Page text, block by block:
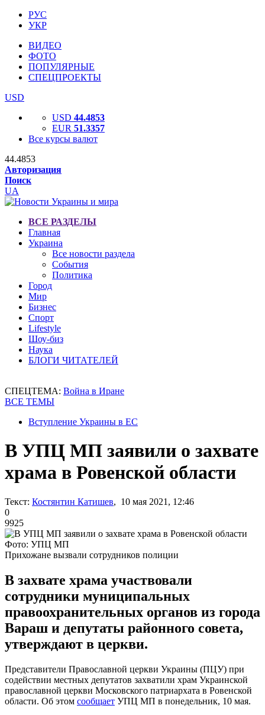
РУС
УКР
ВИДЕО
ФОТО
ПОПУЛЯРНЫЕ
СПЕЦПРОЕКТЫ
USD
USD 44.4853
EUR 51.3357
Все курсы валют
44.4853
Авторизация
Поиск
UA
ВСЕ РАЗДЕЛЫ
Главная
Украина
Все новости раздела
События
Политика
Город
Мир
Бизнес
Спорт
Lifestyle
Шоу-биз
Наука
БЛОГИ ЧИТАТЕЛЕЙ
СПЕЦТЕМА: Война в Иране
ВСЕ ТЕМЫ
Вступление Украины в ЕС
В УПЦ МП заявили о захвате
храма в Ровенской области
Текст: Костянтин Катишев, 10 мая 2021, 12:46
0
9925
Фото: УПЦ МП
Прихожане вызвали сотрудников полиции
В захвате храма участвовали
сотрудники муниципальных
правоохранительных органов из города
Вараш и депутаты районного совета,
утверждают в церкви.
Представители Православной церкви Украины (ПЦУ) при
содействии местных депутатов захватили храм Украинской
православной церкви Московского патриархата в Ровенской
области. Об этом сообщает УПЦ МП в понедельник, 10 мая.